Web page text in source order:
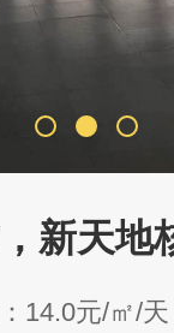
新天地
14.0元/㎡/天